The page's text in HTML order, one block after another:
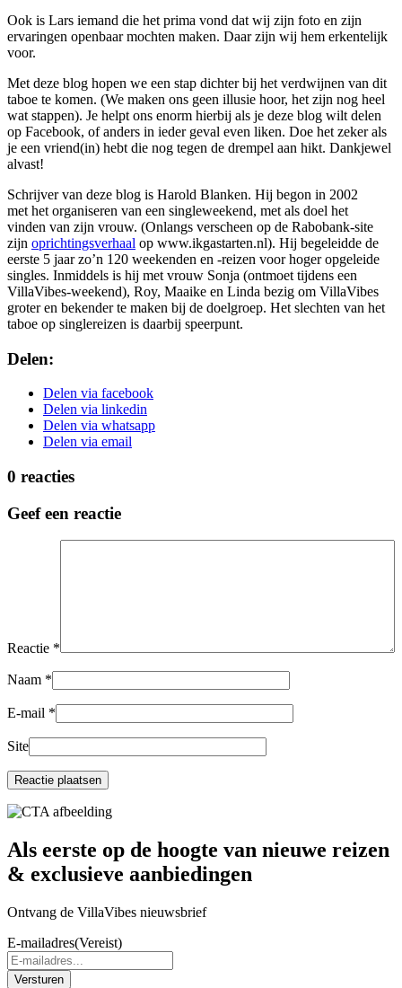
Ook is Lars iemand die het prima vond dat wij zijn foto en zijn
ervaringen openbaar mochten maken. Daar zijn wij hem erkentelijk
voor.
Met deze blog hopen we een stap dichter bij het verdwijnen van dit
taboe te komen. (We maken ons geen illusie hoor, het zijn nog heel
wat stappen). Je helpt ons enorm hierbij als je deze blog wilt delen
op Facebook, of anders in ieder geval even liken. Doe het zeker als
je een vriend(in) hebt die nog tegen de drempel aan hikt. Dankjewel
alvast!
Schrijver van deze blog is Harold Blanken. Hij begon in 2002
met het organiseren van een singleweekend, met als doel het
vinden van zijn vrouw. (Onlangs verscheen op de Rabobank-site
zijn oprichtingsverhaal op www.ikgastarten.nl). Hij begeleidde de
eerste 5 jaar zo’n 120 weekenden en -reizen voor hoger opgeleide
singles. Inmiddels is hij met vrouw Sonja (ontmoet tijdens een
VillaVibes-weekend), Roy, Maaike en Linda bezig om VillaVibes
groter en bekender te maken bij de doelgroep. Het slechten van het
taboe op singlereizen is daarbij speerpunt.
Delen:
Delen via facebook
Delen via linkedin
Delen via whatsapp
Delen via email
0 reacties
Geef een reactie
Reactie *
Naam *
E-mail *
Site
Als eerste op de hoogte van nieuwe reizen
& exclusieve aanbiedingen
Ontvang de VillaVibes nieuwsbrief
E-mailadres(Vereist)